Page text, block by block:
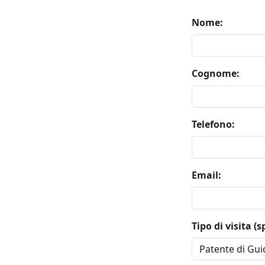
Nome:
Cognome:
Telefono:
Email:
Tipo di visita